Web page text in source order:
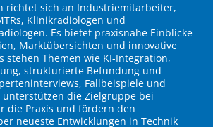
richtet sich an Industriemitarbeiter,
Klinikradiologen und
Es bietet praxisnahe Einblicke
Marktübersichten und innovative
stehen Themen wie KI-Integration,
strukturierte Befundung und
Fallbeispiele und
die Zielgruppe bei
die Praxis und fördern den
neueste Entwicklungen in Technik